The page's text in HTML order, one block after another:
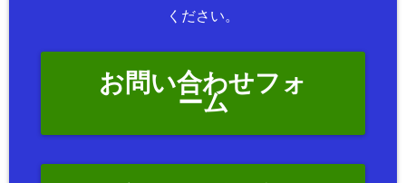
ください。
お問い合わせフォ
ーム